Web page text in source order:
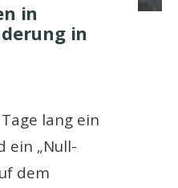
in
in
lang ein
ein „Null-
dem